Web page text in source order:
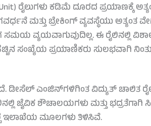
ರೈಲುಗಳು ಕಡಿಮೆ ದೂರದ ಪ್ರಯಾಣಕ್ಕೆ
ಮತ್ತು ಬ್ರೇಕಿಂಗ್ ವ್ಯವಸ್ಥೆಯು ಅತ್ಯಂತ
ಸಮಯ ವ್ಯಯವಾಗುವುದಿಲ್ಲ. ಈ ರೈಲಿನಲ್ಲಿ
ಸಂಖ್ಯೆಯ ಪ್ರಯಾಣಿಕರು ಸುಲಭವಾಗಿ
ಡೀಸೆಲ್ ಎಂಜಿನ್‌ಗಳಿಗಿಂತ ವಿದ್ಯುತ್ ಚಾಲಿತ
ಜೈವಿಕ ಶೌಚಾಲಯಗಳು ಮತ್ತು ಭದ್ರತೆಗಾಗಿ
ಇಲಾಖೆಯ ಮೂಲಗಳು ತಿಳಿಸಿವೆ.